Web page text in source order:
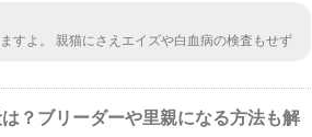
すよ。 親猫にさえエイズや白血病の検査もせず
ップより価格は押さえています。 純血種を考え
子検査の有無(陽性or陰性)等を参考にされること
にしないためにも。
？ブリーダーや里親になる方法も解